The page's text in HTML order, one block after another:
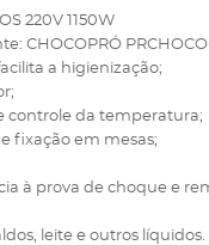
220V 1150W
CHOCOPRÓ
a higienização;
controle da temperatura;
fixação em mesas;
à prova de choque e
leite e outros líquidos.